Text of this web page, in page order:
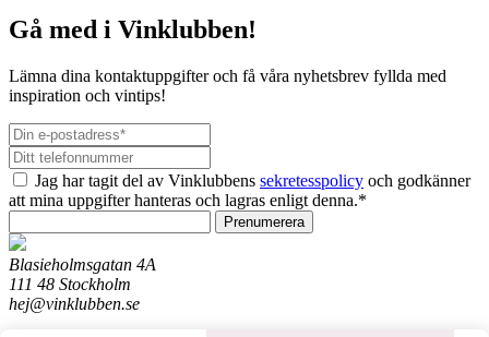
Gå med i Vinklubben!
Lämna dina kontaktuppgifter och få våra nyhetsbrev fyllda med
inspiration och vintips!
Jag har tagit del av Vinklubbens sekretesspolicy och godkänner
att mina uppgifter hanteras och lagras enligt denna.*
Prenumerera
Blasieholmsgatan 4A
111 48 Stockholm
hej@vinklubben.se